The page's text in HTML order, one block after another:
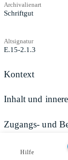
Archivalienart
Schriftgut
Altsignatur
E.15-2.1.3
Kontext
Inhalt und
Zugangs- und
Hilfe